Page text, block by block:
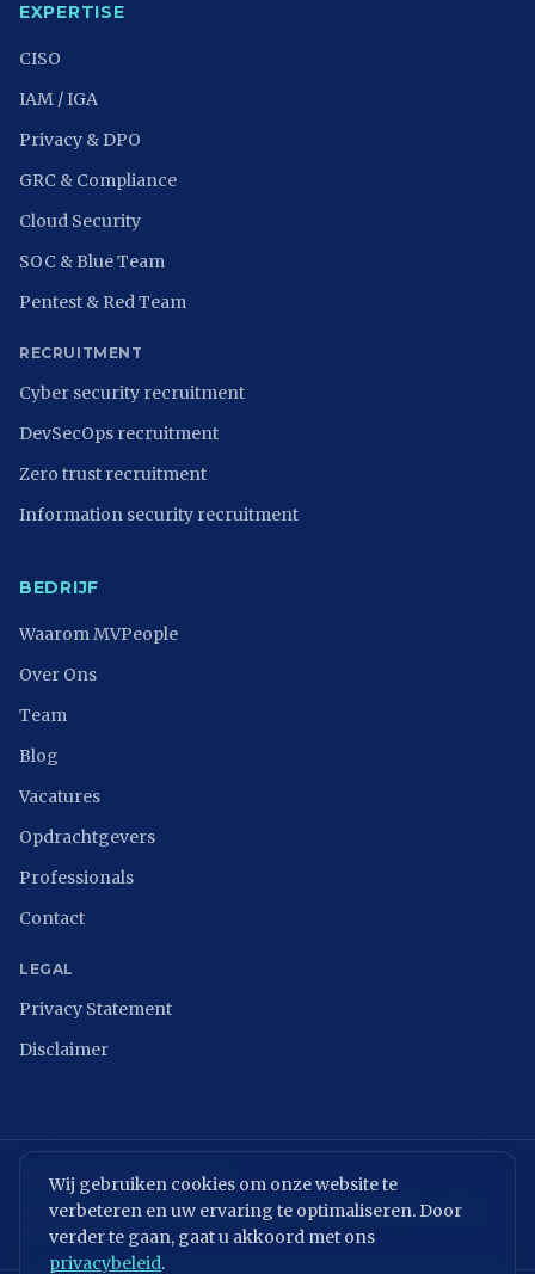
EXPERTISE
CISO
IAM / IGA
Privacy & DPO
GRC & Compliance
Cloud Security
SOC & Blue Team
Pentest & Red Team
RECRUITMENT
Cyber security recruitment
DevSecOps recruitment
Zero trust recruitment
Information security recruitment
BEDRIJF
Waarom MVPeople
Over Ons
Team
Blog
Vacatures
Opdrachtgevers
Professionals
Contact
LEGAL
Privacy Statement
Disclaimer
BRANCHEVERENIGINGEN
NCSCISACA NederlandDigital Trust CenterISO 27001ENISANIST
NIS2 Directive
Wij gebruiken cookies om onze website te
verbeteren en uw ervaring te optimaliseren. Door
verder te gaan, gaat u akkoord met ons
privacybeleid.